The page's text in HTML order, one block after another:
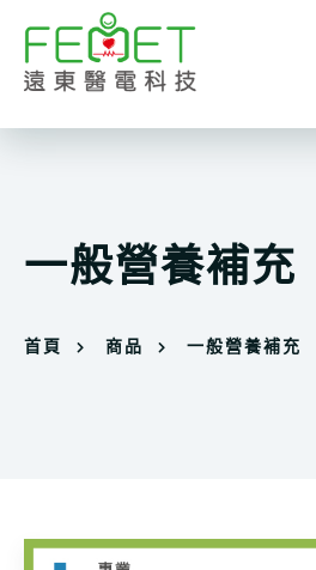
一般營養補充
首頁 商品 一般營養補充